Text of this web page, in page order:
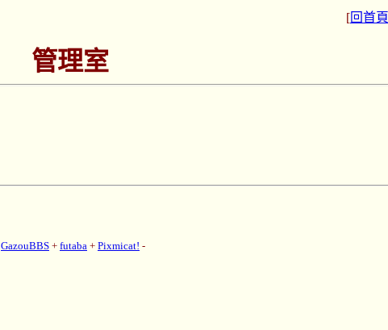
[回首頁
管理室
GazouBBS + futaba + Pixmicat! -